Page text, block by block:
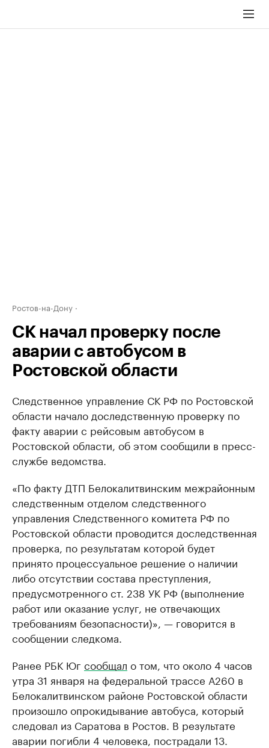
Ростов-на-Дону
СК начал проверку после
аварии с автобусом в
Ростовской области
Следственное управление СК РФ по Ростовской
области начало доследственную проверку по
факту аварии с рейсовым автобусом в
Ростовской области, об этом сообщили в пресс-
службе ведомства.
«По факту ДТП Белокалитвинским межрайонным
следственным отделом следственного
управления Следственного комитета РФ по
Ростовской области проводится доследственная
проверка, по результатам которой будет
принято процессуальное решение о наличии
либо отсутствии состава преступления,
предусмотренного ст. 238 УК РФ (выполнение
работ или оказание услуг, не отвечающих
требованиям безопасности)», — говорится в
сообщении следкома.
Ранее РБК Юг сообщал о том, что около 4 часов
утра 31 января на федеральной трассе А260 в
Белокалитвинском районе Ростовской области
произошло опрокидывание автобуса, который
следовал из Саратова в Ростов. В результате
аварии погибли 4 человека, пострадали 13.